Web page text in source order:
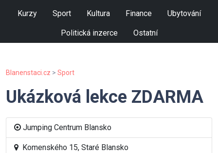
Kurzy Sport Kultura Finance Ubytování
Politická inzerce Ostatní
Blanenstaci.cz > Sport
Ukázková lekce ZDARMA
Jumping Centrum Blansko
Komenského 15, Staré Blansko